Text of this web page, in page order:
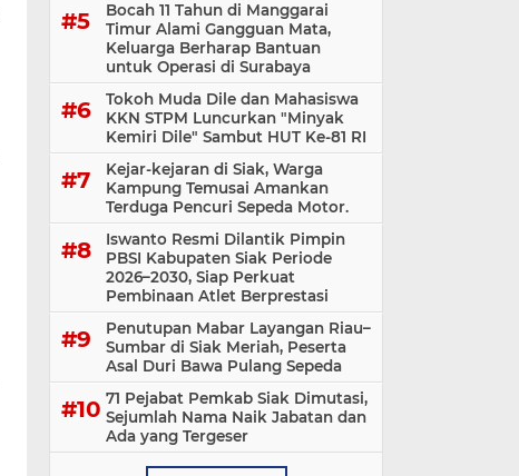
Bocah 11 Tahun di Manggarai
Timur Alami Gangguan Mata,
Keluarga Berharap Bantuan
untuk Operasi di Surabaya
Tokoh Muda Dile dan Mahasiswa
KKN STPM Luncurkan "Minyak
Kemiri Dile" Sambut HUT Ke-81 RI
Kejar-kejaran di Siak, Warga
Kampung Temusai Amankan
Terduga Pencuri Sepeda Motor.
Iswanto Resmi Dilantik Pimpin
PBSI Kabupaten Siak Periode
2026–2030, Siap Perkuat
Pembinaan Atlet Berprestasi
Penutupan Mabar Layangan Riau–
Sumbar di Siak Meriah, Peserta
Asal Duri Bawa Pulang Sepeda
71 Pejabat Pemkab Siak Dimutasi,
Sejumlah Nama Naik Jabatan dan
Ada yang Tergeser